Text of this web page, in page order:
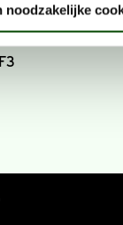
noodzakelijke